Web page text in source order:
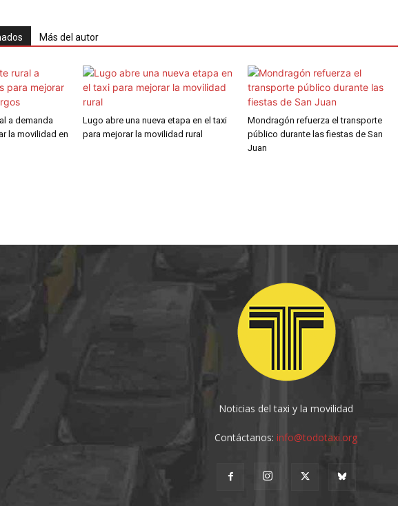
Más del autor
a demanda
la movilidad en
Lugo abre una nueva etapa en el taxi
para mejorar la movilidad rural
Mondragón refuerza el transporte
público durante las fiestas de San
Juan
Noticias del taxi y la movilidad
Contáctanos:info@todotaxi.org